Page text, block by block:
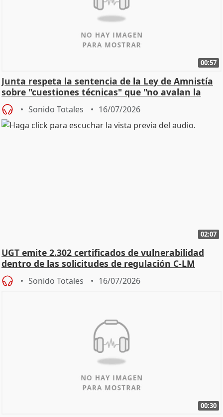
00:57
Junta respeta la sentencia de la Ley de Amnistía
sobre "cuestiones técnicas" que "no avalan la
const
Sonido Totales 16/07/2026
02:07
UGT emite 2.302 certificados de vulnerabilidad
dentro de las solicitudes de regulación C-LM
Sonido Totales 16/07/2026
00:30